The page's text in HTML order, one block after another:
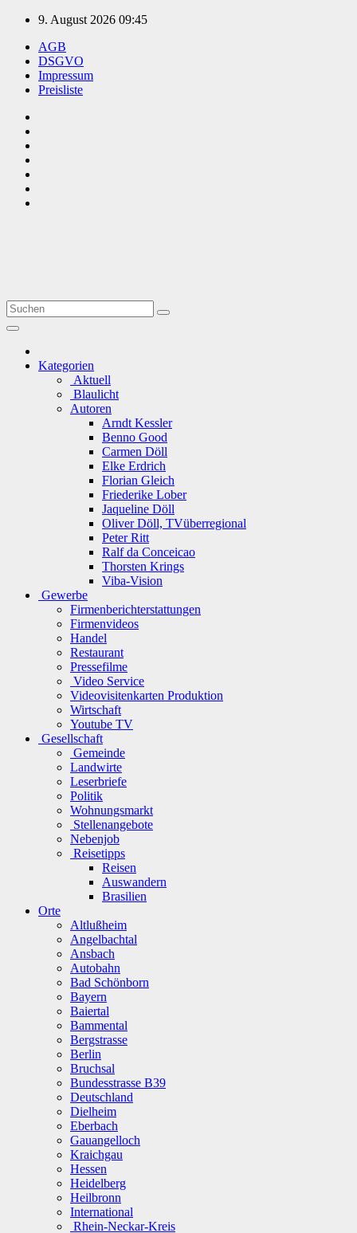
Zum
springen
9. August 2026 09:45
AGB
DSGVO
Impressum
Preisliste
Kategorien
Aktuell
Blaulicht
Autoren
Arndt Kessler
Benno Good
Carmen Döll
Elke Erdrich
Florian Gleich
Friederike Lober
Jaqueline Döll
Oliver Döll, TVüberregional
Peter Ritt
Ralf da Conceicao
Thorsten Krings
Viba-Vision
Gewerbe
Firmenberichterstattungen
Firmenvideos
Handel
Restaurant
Pressefilme
Video Service
Videovisitenkarten Produktion
Wirtschaft
Youtube TV
Gesellschaft
Gemeinde
Landwirte
Leserbriefe
Politik
Wohnungsmarkt
Stellenangebote
Nebenjob
Reisetipps
Reisen
Auswandern
Brasilien
Orte
Altlußheim
Angelbachtal
Ansbach
Autobahn
Bad Schönborn
Bayern
Baiertal
Bammental
Bergstrasse
Berlin
Bruchsal
Bundesstrasse B39
Deutschland
Dielheim
Eberbach
Gauangelloch
Kraichgau
Hessen
Heidelberg
Heilbronn
International
Rhein-Neckar-Kreis